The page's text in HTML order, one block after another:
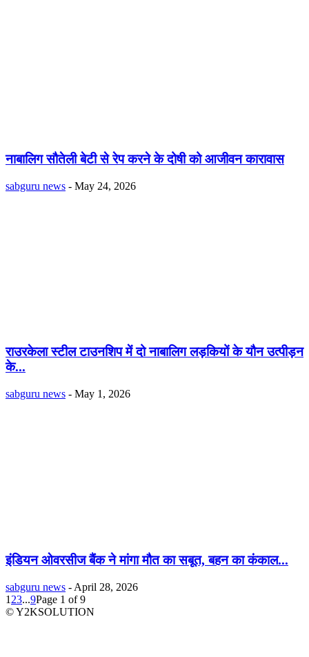
नाबालिग सौतेली बेटी से रेप करने के दोषी को आजीवन कारावास
sabguru news - May 24, 2026
राउरकेला स्टील टाउनशिप में दो नाबालिग लड़कियों के यौन उत्पीड़न
के...
sabguru news - May 1, 2026
इंडियन ओवरसीज बैंक ने मांगा मौत का सबूत, बहन का कंकाल...
sabguru news - April 28, 2026
1 23...9Page 1 of 9
© Y2KSOLUTION